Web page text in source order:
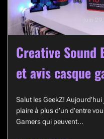
juin
Creative
et avis casque
Salut les GeekZ!
plaire à plus d’un d’entre
Gamers qui peuvent…